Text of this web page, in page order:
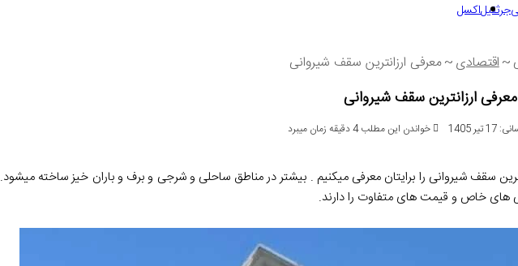
جرثقیلاکسل
~اقتصادی~معرفی ارزانترین سقف شیروانی
معرفی ارزانترین سقف شیروانی
1405 خواندن این مطلب 4 دقیقه زمان میبرد
سقف شیروانی را برایتان معرفی میکنیم . بیشتر در مناطق ساحلی و شرجی و برف و باران خیز ساخته میشود.
های خاص و قیمت های متفاوت را دارند.